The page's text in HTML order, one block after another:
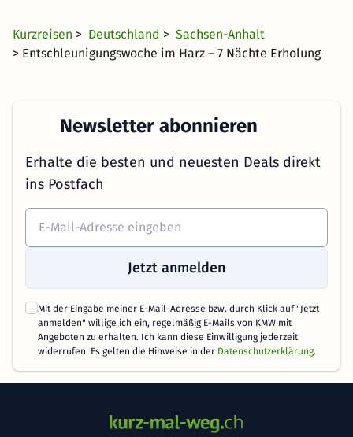
Kurzreisen > Deutschland > Sachsen-Anhalt
> Entschleunigungswoche im Harz – 7 Nächte Erholung
Newsletter abonnieren
Erhalte die besten und neuesten Deals direkt
ins Postfach
Jetzt anmelden
Mit der Eingabe meiner E-Mail-Adresse bzw. durch Klick auf "Jetzt
anmelden" willige ich ein, regelmäßig E-Mails von KMW mit
Angeboten zu erhalten. Ich kann diese Einwilligung jederzeit
widerrufen. Es gelten die Hinweise in der Datenschutzerklärung.